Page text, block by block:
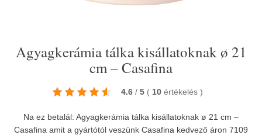
Agyagkerámia tálka kisállatoknak ø 21
cm – Casafina
4.6 / 5 ( 10 értékelés )
Na ez betalál: Agyagkerámia tálka kisállatoknak ø 21 cm –
Casafina amit a gyártótól veszünk Casafina kedvező áron 7109